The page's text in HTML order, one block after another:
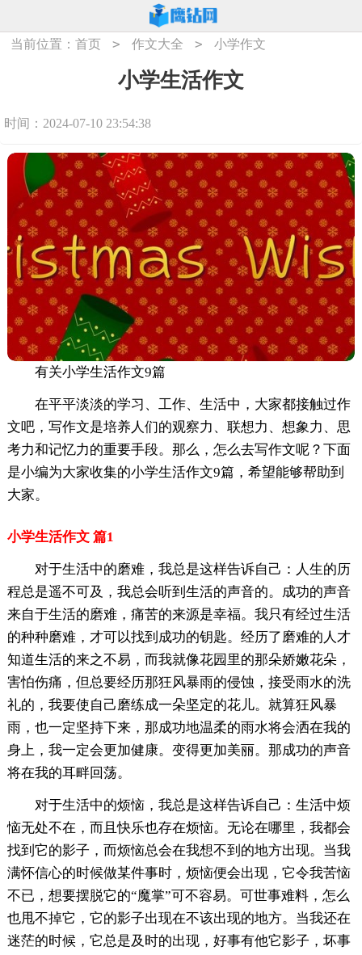
当前位置：首页 > 作文大全 > 小学作文
小学生活作文
时间：2024-07-10 23:54:38
有关小学生活作文9篇
在平平淡淡的学习、工作、生活中，大家都接触过作
文吧，写作文是培养人们的观察力、联想力、想象力、思
考力和记忆力的重要手段。那么，怎么去写作文呢？下面
是小编为大家收集的小学生活作文9篇，希望能够帮助到
大家。
小学生活作文 篇1
对于生活中的磨难，我总是这样告诉自己：人生的历
程总是遥不可及，我总会听到生活的声音的。成功的声音
来自于生活的磨难，痛苦的来源是幸福。我只有经过生活
的种种磨难，才可以找到成功的钥匙。经历了磨难的人才
知道生活的来之不易，而我就像花园里的那朵娇嫩花朵，
害怕伤痛，但总要经历那狂风暴雨的侵蚀，接受雨水的洗
礼的，我要使自己磨练成一朵坚定的花儿。就算狂风暴
雨，也一定坚持下来，那成功地温柔的雨水将会洒在我的
身上，我一定会更加健康。变得更加美丽。那成功的声音
将在我的耳畔回荡。
对于生活中的烦恼，我总是这样告诉自己：生活中烦
恼无处不在，而且快乐也存在烦恼。无论在哪里，我都会
找到它的影子，而烦恼总会在我想不到的地方出现。当我
满怀信心的时候做某件事时，烦恼便会出现，它令我苦恼
不已，想要摆脱它的“魔掌”可不容易。可世事难料，怎么
也甩不掉它，它的影子出现在不该出现的地方。当我还在
迷茫的时候，它总是及时的出现，好事有他它影子，坏事